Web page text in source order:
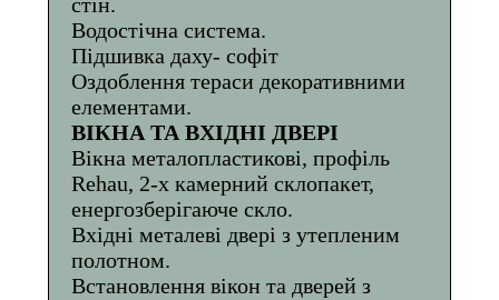
Водостічна система.
Підшивка даху- софіт
Оздоблення тераси декоративними
елементами.
ВІКНА ТА ВХІДНІ ДВЕРІ
Вікна металопластикові, профіль
Rehau, 2-х камерний склопакет,
енергозберігаюче скло.
Вхідні металеві двері з утепленим
полотном.
Встановлення вікон та дверей з